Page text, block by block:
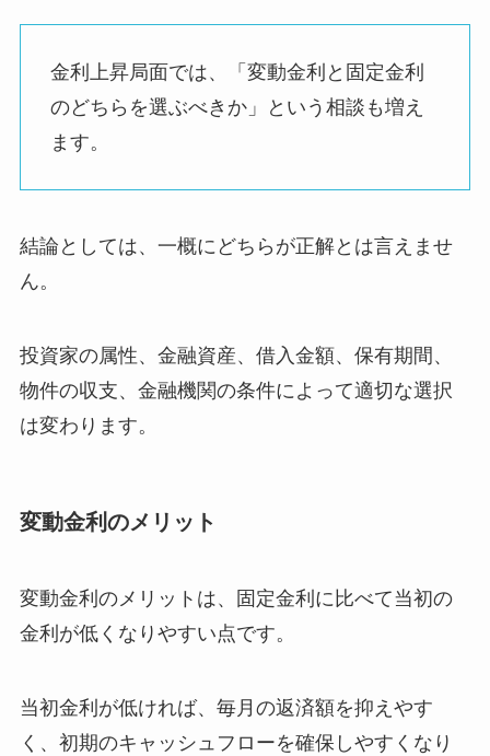
金利上昇局面では、「変動金利と固定金利
のどちらを選ぶべきか」という相談も増え
ます。
結論としては、一概にどちらが正解とは言えませ
ん。
投資家の属性、金融資産、借入金額、保有期間、
物件の収支、金融機関の条件によって適切な選択
は変わります。
変動金利のメリット
変動金利のメリットは、固定金利に比べて当初の
金利が低くなりやすい点です。
当初金利が低ければ、毎月の返済額を抑えやす
く、初期のキャッシュフローを確保しやすくなり